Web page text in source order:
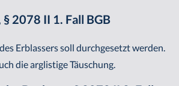
2078 II 1. Fall BGB
Erblassers soll durchgesetzt werden.
die arglistige Täuschung.